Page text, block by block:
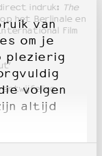
van
om je
plezierig
volgen
altijd
indruk: The
het Berlinale en
Film